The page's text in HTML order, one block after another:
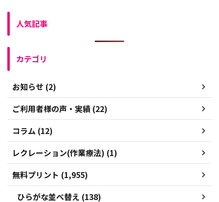
人気記事
カテゴリ
お知らせ (2)
ご利用者様の声・実績 (22)
コラム (12)
レクレーション(作業療法) (1)
無料プリント (1,955)
ひらがな並べ替え (138)